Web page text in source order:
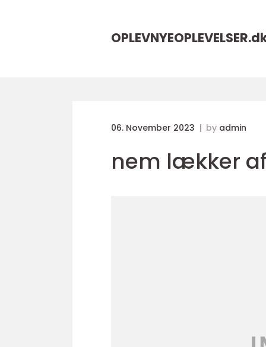
OPLEVNYEOPLEVELSER.
06. November 2023 by admin
nem lækker